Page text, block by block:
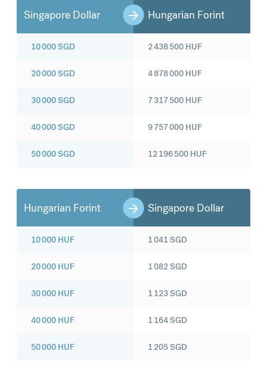
Singapore Dollar Hungarian Forint
10 000SGD
20 000SGD
30 000SGD
40 000SGD
50 000SGD
2 438 500 HUF
4 878 000 HUF
7 317 500 HUF
9 757 000 HUF
12 196 500 HUF
Hungarian Forint Singapore Dollar
10 000 HUF
20 000 HUF
30 000 HUF
40 000 HUF
50 000 HUF
1 041SGD
1 082SGD
1 123SGD
1 164SGD
1 205SGD